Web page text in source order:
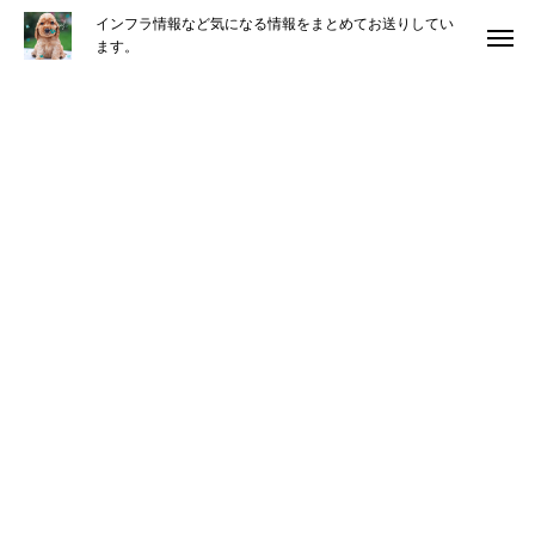
インフラ情報など気になる情報をまとめてお送りしてい
ます。